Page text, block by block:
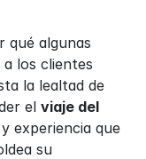
qué algunas
los clientes
la lealtad de
el viaje del
experiencia que
su